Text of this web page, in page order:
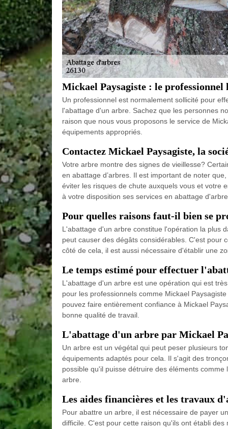
Mickael Paysagiste : le
Un professionnel est normalement sollicité pour
l'abattage d'un arbre. Sachez que les personnes
raison que nous vous proposons le service de
équipements appropriés.
Contactez Mickael Paysagiste, la
Votre arbre montre des signes de vieillesse?
en abattage d’arbres. Il est important de noter
éviter les risques de chute auxquels vous et votre
à votre disposition ses services en abattage
Pour quelles raisons faut-il bien se
L'abattage d'un arbre constitue l'opération la plus
peut causer des dégâts considérables. C'est pour
côté de cela, il est aussi nécessaire d'établir une
Le temps estimé pour effectuer
L'abattage d'un arbre est une opération qui est
pour les professionnels comme Mickael
pouvez faire entièrement confiance à Mickael
bonne qualité de travail.
L'abattage d'un arbre par Mickael
Un arbre est un végétal qui peut peser plusieurs
équipements adaptés pour cela. Il s'agit des
possible qu'il puisse détruire des éléments
arbre.
Les aides financières et les travaux
Pour abattre un arbre, il est nécessaire de payer
difficile. C'est pour cette raison qu'ils ont établi